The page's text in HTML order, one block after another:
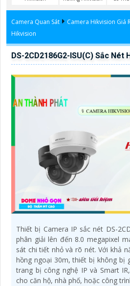
Camera Quan Sát Camera Hikvision Giá
Hikvision
DS-2CD2186G2-ISU(C) Sắc Nét
Thiết bị Camera IP sắc nét DS-
phân giải lên đến 8.0 megapixel
sát chi tiết nhỏ và rõ nét. Với khả
hồng ngoại 30m, thiết bị không bị
trang bị công nghệ IP và Smart
cho căn hộ, nhà phố, hoặc công